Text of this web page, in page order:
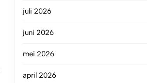
juli 2026
juni 2026
mei 2026
april 2026